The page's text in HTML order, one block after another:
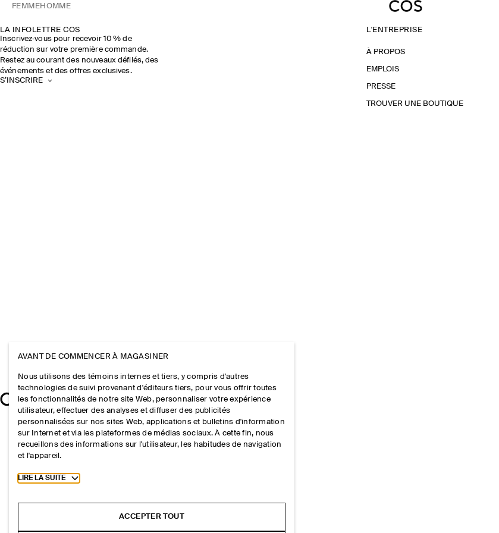
FEMMEHOMME
LA INFOLETTRE COS
Inscrivez‑vous pour recevoir 10 % de
réduction sur votre première commande.
Restez au courant des nouveaux défilés, des
événements et des offres exclusives.
S’INSCRIRE
L'ENTREPRISE
À PROPOS
EMPLOIS
PRESSE
TROUVER UNE BOUTIQUE
AVANT DE COMMENCER À MAGASINER
Nous utilisons des témoins internes et tiers, y compris d'autres
technologies de suivi provenant d'éditeurs tiers, pour vous offrir toutes
les fonctionnalités de notre site Web, personnaliser votre expérience
utilisateur, effectuer des analyses et diffuser des publicités
personnalisées sur nos sites Web, applications et bulletins d'information
sur Internet et via les plateformes de médias sociaux. À cette fin, nous
recueillons des informations sur l'utilisateur, les habitudes de navigation
et l'appareil.
Toggle more cookie information
LIRE LA SUITE
ACCEPTER TOUT